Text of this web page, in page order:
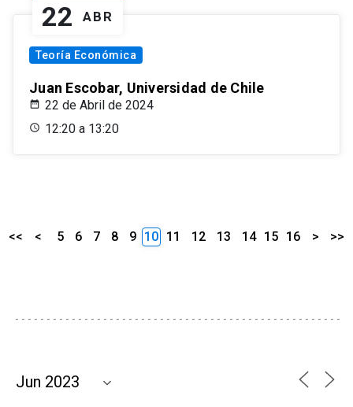
22 ABR
Teoría Económica
Juan Escobar, Universidad de Chile
22 de Abril de 2024
12:20 a 13:20
<< < 5 6 7 8 9 10 11 12 13 14 15 16 > >>